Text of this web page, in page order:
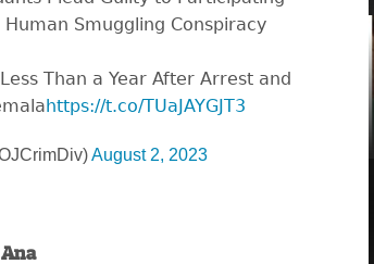
Smuggling Conspiracy
Than a Year After Arrest and
https://t.co/TUaJAYGJT3
August 2, 2023